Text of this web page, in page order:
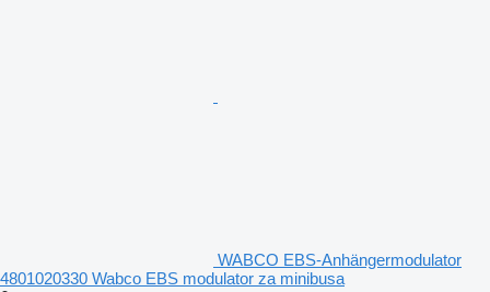
WABCO EBS-Anhängermodulator
4801020330 Wabco EBS modulator za minibusa